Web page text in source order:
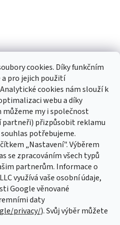
cookies. Díky funkčním
a pro jejich použití
cookies nám slouží k
webu a díky
my i společnost
partneři) přizpůsobit reklamu
potřebujeme.
„Nastavení". Výběrem
se zpracováním všech typů
partnerům. Informace o
využívá vaše osobní údaje,
Google věnované
daty
privacy/). Svůj výběr můžete
zasílat informace o nových
ochrany osobních údajů